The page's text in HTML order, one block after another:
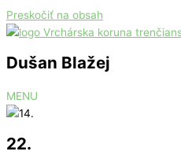
Preskočiť na obsah
Dušan Blažej
MENU
22.